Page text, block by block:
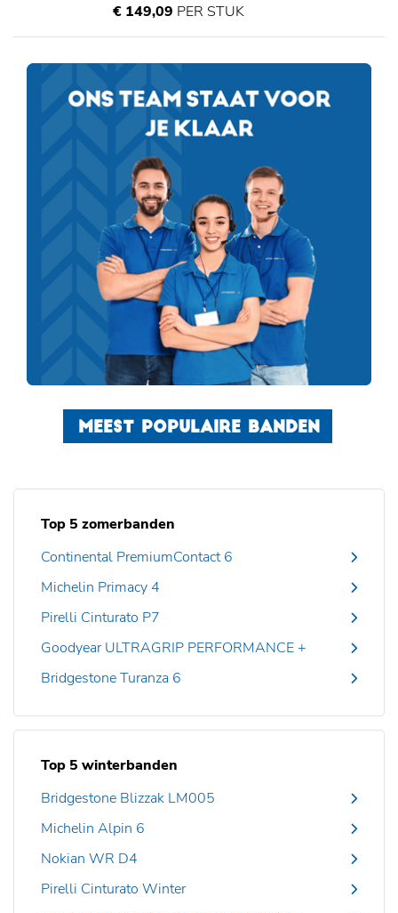
€ 149,09 PER STUK
MEEST POPULAIRE BANDEN
Top 5 zomerbanden
Continental PremiumContact 6
Michelin Primacy 4
Pirelli Cinturato P7
Goodyear ULTRAGRIP PERFORMANCE +
Bridgestone Turanza 6
Top 5 winterbanden
Bridgestone Blizzak LM005
Michelin Alpin 6
Nokian WR D4
Pirelli Cinturato Winter